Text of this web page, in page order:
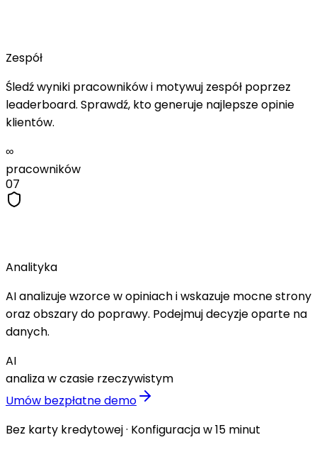
Zespół
Śledź wyniki pracowników i motywuj zespół poprzez
leaderboard. Sprawdź, kto generuje najlepsze opinie
klientów.
∞
pracowników
07
Analityka
AI analizuje wzorce w opiniach i wskazuje mocne strony
oraz obszary do poprawy. Podejmuj decyzje oparte na
danych.
AI
analiza w czasie rzeczywistym
Umów bezpłatne demo
Bez karty kredytowej · Konfiguracja w 15 minut